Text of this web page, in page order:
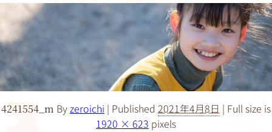
4241554_m Byzeroichi | Published 2021年4月8日 | Full size is
1920 × 623 pixels